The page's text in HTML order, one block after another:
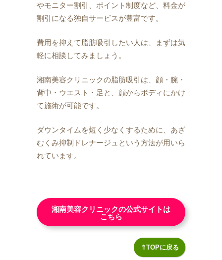
やモニター割引、ポイント制度など、料金が
割引になる独自サービスが豊富です。
費用を抑えて脂肪吸引したい人は、まずは気
軽に相談してみましょう。
湘南美容クリニックの脂肪吸引は、顔・腕・
背中・ウエスト・足と、顔からボディにかけ
て施術が可能です。
ダウンタイムを短く少なくするために、あざ
むくみ抑制ドレナージュという方法が用いら
れています。
湘南美容クリニックの公式サイトは
こちら
⇑TOPに戻る